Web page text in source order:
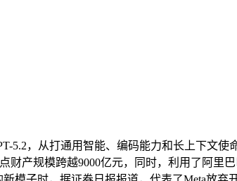
，从打通用智能、编码能力和长上下文使
财产规模跨越9000亿元，同时，利用了阿里